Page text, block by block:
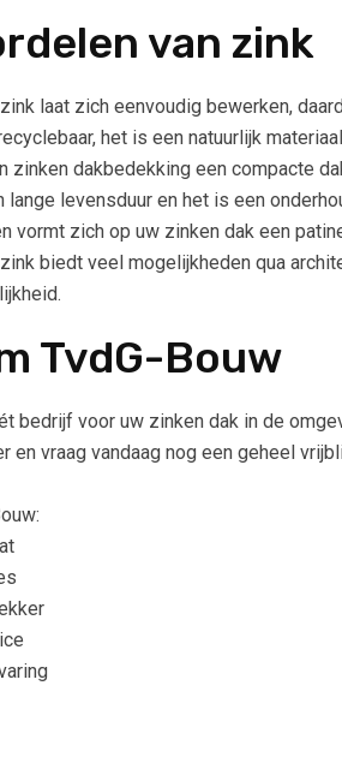
van zink
laat zich eenvoudig bewerken,
het is een natuurlijk
zinken dakbedekking een compacte
lange levensduur en het is een
vormt zich op uw zinken dak een
biedt veel mogelijkheden qua
TvdG-Bouw
bedrijf voor uw zinken dak in de
en vraag vandaag nog een geheel